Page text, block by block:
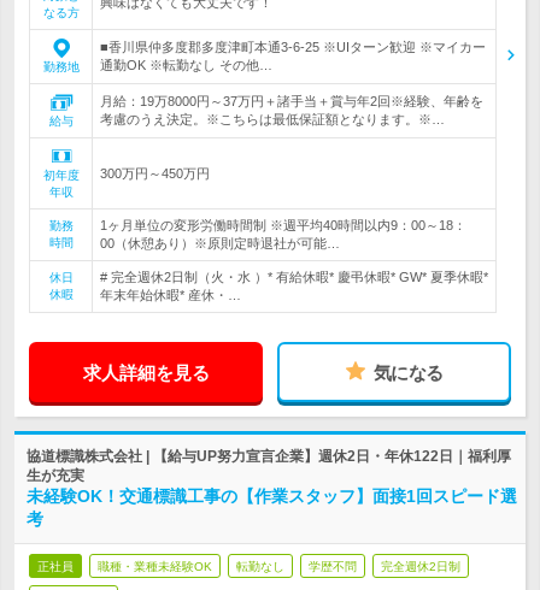
なる方
勤務地
■香川県仲多度郡多度津町本通3-6-25 ※UIターン歓迎 ※マイカー
通勤OK ※転勤なし その他…
給与
月給：19万8000円～37万円＋諸手当＋賞与年2回※経験、年齢を
考慮のうえ決定。※こちらは最低保証額となります。※…
初年度
年収
300万円～450万円
勤務
時間
1ヶ月単位の変形労働時間制 ※週平均40時間以内9：00～18：
00（休憩あり）※原則定時退社が可能…
休日
休暇
# 完全週休2日制（火・水 ）* 有給休暇* 慶弔休暇* GW* 夏季休暇*
年末年始休暇* 産休・…
求人詳細を見る 気になる
協道標識株式会社 | 【給与UP努力宣言企業】週休2日・年休122日｜福利厚
生が充実
未経験OK！交通標識工事の【作業スタッフ】面接1回スピード選
考
正社員 職種・業種未経験OK 転勤なし 学歴不問 完全週休2日制